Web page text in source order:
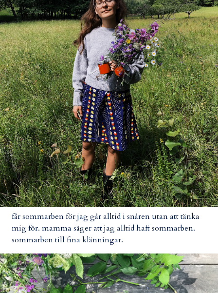
får sommarben för jag går alltid i snåren utan att tänka
mig för. mamma säger att jag alltid haft sommarben.
sommarben till fina klänningar.